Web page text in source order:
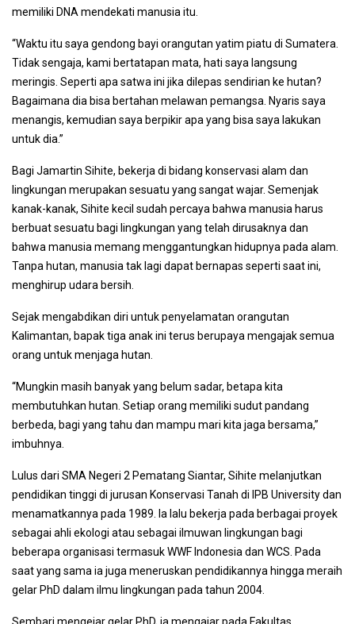
memiliki DNA mendekati manusia itu.
“Waktu itu saya gendong bayi orangutan yatim piatu di Sumatera.
Tidak sengaja, kami bertatapan mata, hati saya langsung
meringis. Seperti apa satwa ini jika dilepas sendirian ke hutan?
Bagaimana dia bisa bertahan melawan pemangsa. Nyaris saya
menangis, kemudian saya berpikir apa yang bisa saya lakukan
untuk dia.”
Bagi Jamartin Sihite, bekerja di bidang konservasi alam dan
lingkungan merupakan sesuatu yang sangat wajar. Semenjak
kanak-kanak, Sihite kecil sudah percaya bahwa manusia harus
berbuat sesuatu bagi lingkungan yang telah dirusaknya dan
bahwa manusia memang menggantungkan hidupnya pada alam.
Tanpa hutan, manusia tak lagi dapat bernapas seperti saat ini,
menghirup udara bersih.
Sejak mengabdikan diri untuk penyelamatan orangutan
Kalimantan, bapak tiga anak ini terus berupaya mengajak semua
orang untuk menjaga hutan.
“Mungkin masih banyak yang belum sadar, betapa kita
membutuhkan hutan. Setiap orang memiliki sudut pandang
berbeda, bagi yang tahu dan mampu mari kita jaga bersama,”
imbuhnya.
Lulus dari SMA Negeri 2 Pematang Siantar, Sihite melanjutkan
pendidikan tinggi di jurusan Konservasi Tanah di IPB University dan
menamatkannya pada 1989. Ia lalu bekerja pada berbagai proyek
sebagai ahli ekologi atau sebagai ilmuwan lingkungan bagi
beberapa organisasi termasuk WWF Indonesia dan WCS. Pada
saat yang sama ia juga meneruskan pendidikannya hingga meraih
gelar PhD dalam ilmu lingkungan pada tahun 2004.
Sembari mengejar gelar PhD, ia mengajar pada Fakultas